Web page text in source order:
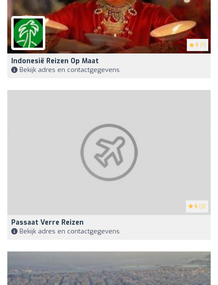
5 (1)
Indonesië Reizen Op Maat
Bekijk adres en contactgegevens
5 (3)
Passaat Verre Reizen
Bekijk adres en contactgegevens